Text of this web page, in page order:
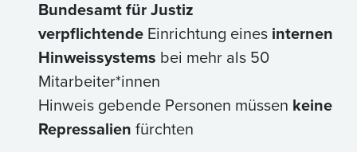
Bundesamt für Justiz
verpflichtende Einrichtung eines internen
Hinweissystems bei mehr als 50
Mitarbeiter*innen
Hinweis gebende Personen müssen keine
Repressalien fürchten